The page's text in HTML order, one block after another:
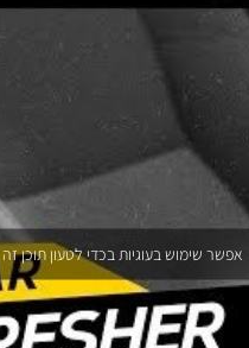
אפשר שימוש בעוגיות בכדי לטעון תוכן זה